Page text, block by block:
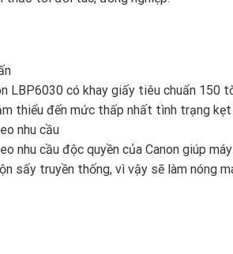
LBP6030 có khay giấy tiêu chuẩn
thiểu đến mức thấp nhất tình trạng
nhu cầu
nhu cầu độc quyền của Canon giúp
sấy truyền thống, vì vậy sẽ làm nóng